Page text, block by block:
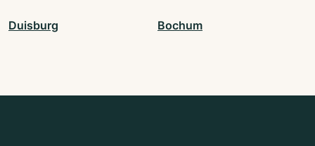
Duisburg Bochum